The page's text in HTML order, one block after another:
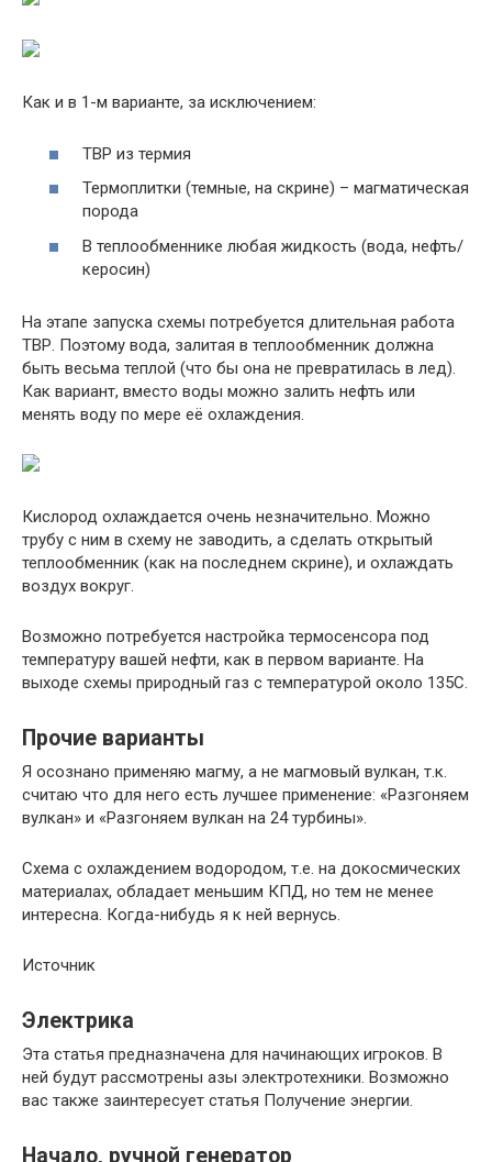
Как и в 1-м варианте, за исключением:
ТВР из термия
Термоплитки (темные, на скрине) – магматическая
порода
В теплообменнике любая жидкость (вода, нефть/
керосин)
На этапе запуска схемы потребуется длительная работа
ТВР. Поэтому вода, залитая в теплообменник должна
быть весьма теплой (что бы она не превратилась в лед).
Как вариант, вместо воды можно залить нефть или
менять воду по мере её охлаждения.
Кислород охлаждается очень незначительно. Можно
трубу с ним в схему не заводить, а сделать открытый
теплообменник (как на последнем скрине), и охлаждать
воздух вокруг.
Возможно потребуется настройка термосенсора под
температуру вашей нефти, как в первом варианте. На
выходе схемы природный газ с температурой около 135С.
Прочие варианты
Я осознано применяю магму, а не магмовый вулкан, т.к.
считаю что для него есть лучшее применение: «Разгоняем
вулкан» и «Разгоняем вулкан на 24 турбины».
Схема с охлаждением водородом, т.е. на докосмических
материалах, обладает меньшим КПД, но тем не менее
интересна. Когда-нибудь я к ней вернусь.
Источник
Электрика
Эта статья предназначена для начинающих игроков. В
ней будут рассмотрены азы электротехники. Возможно
вас также заинтересует статья Получение энергии.
Начало, ручной генератор